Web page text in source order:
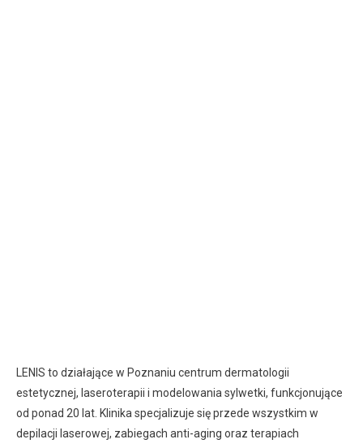
LENIS to działające w Poznaniu centrum dermatologii
estetycznej, laseroterapii i modelowania sylwetki, funkcjonujące
od ponad 20 lat. Klinika specjalizuje się przede wszystkim w
depilacji laserowej, zabiegach anti-aging oraz terapiach